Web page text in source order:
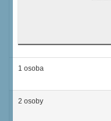
1 osoba
2 osoby